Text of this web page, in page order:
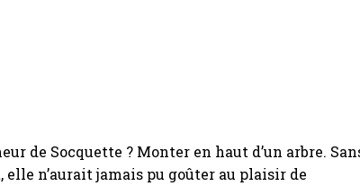
de Socquette ? Monter en haut d’un arbre.
elle n’aurait jamais pu goûter au plaisir de